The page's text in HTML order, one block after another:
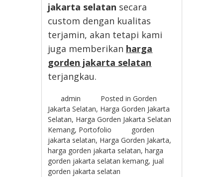
jakarta selatan secara
custom dengan kualitas
terjamin, akan tetapi kami
juga memberikan harga
gorden jakarta selatan
terjangkau.
admin Posted inGorden
Jakarta Selatan, Harga Gorden Jakarta
Selatan, Harga Gorden Jakarta Selatan
Kemang, Portofolio
gorden
jakarta selatan, Harga Gorden Jakarta,
harga gorden jakarta selatan,harga
gorden jakarta selatan kemang, jual
gorden jakarta selatan